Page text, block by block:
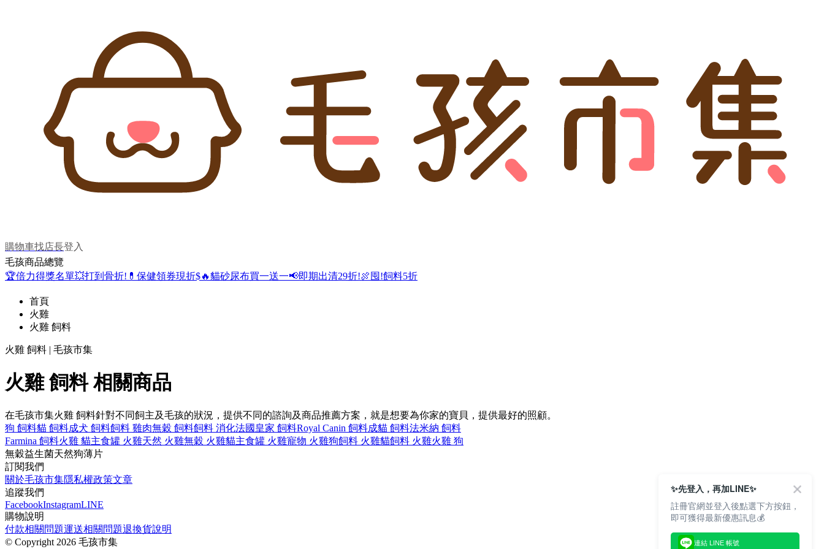
購物車找店長登入
毛孩商品總覽
🏆倍力得獎名單💥打到骨折! 💊保健領券現折$🔥貓砂尿布買一送一📢即期出清29折!🍖囤!飼料5折
首頁
火雞
火雞 飼料
火雞 飼料 | 毛孩市集
火雞 飼料 相關商品
在毛孩市集火雞 飼料針對不同飼主及毛孩的狀況，提供不同的諮詢及商品推薦方案，就是想要為你家的寶貝，提供最好的照顧。
狗 飼料貓 飼料成犬 飼料飼料 雞肉無穀 飼料飼料 消化法國皇家 飼料Royal Canin 飼料成貓 飼料法米納 飼料
Farmina 飼料火雞 貓主食罐 火雞天然 火雞無穀 火雞貓主食罐 火雞寵物 火雞狗飼料 火雞貓飼料 火雞火雞 狗
無穀益生菌天然狗薄片
訂閱我們
關於毛孩市集隱私權政策文章
追蹤我們
FacebookInstagramLINE
購物說明
付款相關問題運送相關問題退換貨說明
© Copyright 2026 毛孩市集
✨先登入，再加LINE✨
註冊官網並登入後點選下方按鈕，
即可獲得最新優惠訊息💰
連結 LINE 帳號